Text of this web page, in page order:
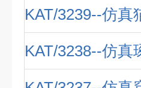
KAT/3239--仿
KAT/3238--仿